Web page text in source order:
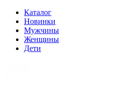
Каталог
Новинки
Мужчины
Женщины
Дети